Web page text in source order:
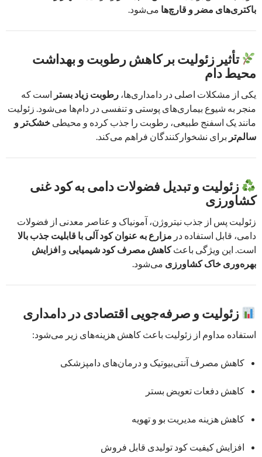
باکتری‌های مضر و قارچ‌ها می‌شود.
تأثیر زئولیت بر کاهش رطوبت و بهداشت
محیط دام
یکی از مشکلات اصلی در دامداری‌ها، رطوبت زیاد بستر است که
منجر به شیوع بیماری‌های پوستی و تنفسی در دام‌ها می‌شود. زئولیت
مانند یک اسفنج طبیعی، رطوبت را جذب کرده و محیطی خشک‌تر و
سالم‌تر برای نشخوارکنندگان فراهم می‌کند.
زئولیت و تبدیل فضولات دامی به کود غنی
کشاورزی
زئولیت پس از جذب نیتروژن، آمونیاک و عناصر معدنی از فضولات
دامی، قابل استفاده در مزارع به عنوان کود آلی با قابلیت جذب بالا
است. این ویژگی باعثکاهش مصرف کود شیمیایی و افزایش
بهره‌وری خاک کشاورزی می‌شود.
زئولیت و صرفه‌جویی اقتصادی در دامداری
استفاده مداوم از زئولیت باعث کاهش هزینه‌های زیر می‌شود:
کاهش مصرف آنتی‌بیوتیک و درمان‌های دامپزشکی
کاهش دفعات تعویض بستر
کاهش هزینه مدیریت بو و تهویه
افزایش کیفیت کود تولیدی قابل فروش